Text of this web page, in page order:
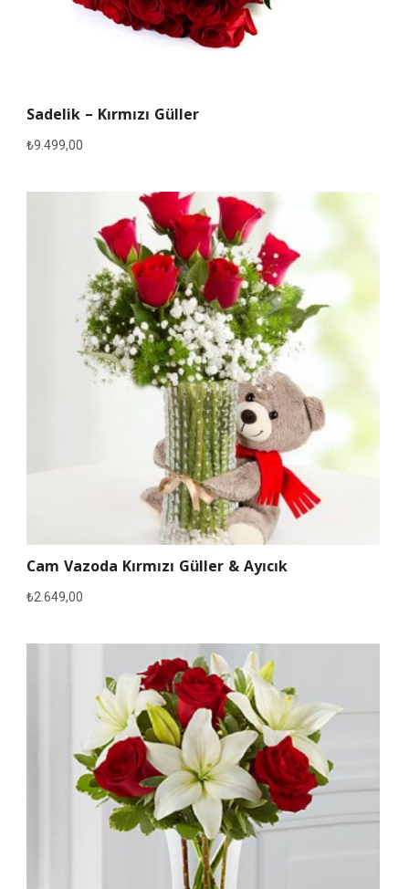
Sadelik – Kırmızı Güller
₺9.499,00
Cam Vazoda Kırmızı Güller & Ayıcık
₺2.649,00